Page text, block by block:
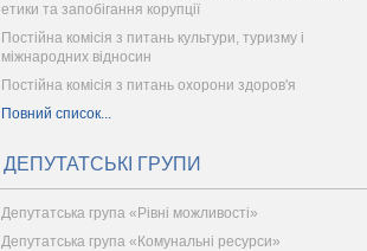
етики та запобігання корупції
Постійна комісія з питань культури, туризму і
міжнародних відносин
Постійна комісія з питань охорони здоров'я
Повний список...
ДЕПУТАТСЬКІ ГРУПИ
Депутатська група «Рівні можливості»
Депутатська група «Комунальні ресурси»